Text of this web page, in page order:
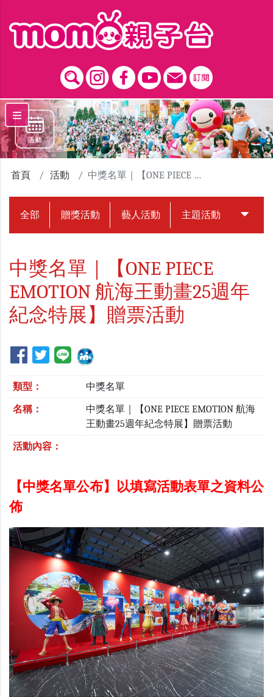
首頁 活動 中獎名單｜【ONE PIECE EMOTION 航海王動畫25週年紀念特展】贈票活動
全部 贈獎活動 藝人活動 主題活動 中獎名
中獎名單｜【ONE PIECE
EMOTION 航海王動畫25週年
紀念特展】贈票活動
類型： 中獎名單
名稱：
中獎名單｜【ONE PIECE EMOTION 航海
王動畫25週年紀念特展】贈票活動
活動內容：
【中獎名單公布】以填寫活動表單之資料公
佈